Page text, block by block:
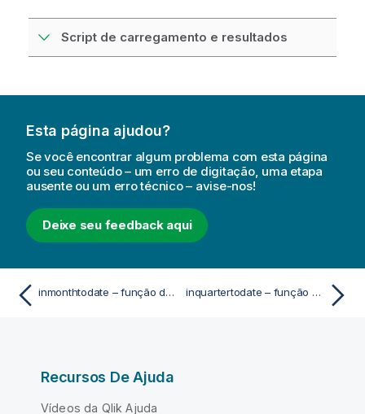
Script de carregamento e resultados
Esta página ajudou?
Se você encontrar algum problema com esta página
ou seu conteúdo – um erro de digitação, uma etapa
ausente ou um erro técnico – avise-nos!
Deixe seu feedback aqui
inmonthtodate – função de script e gráfico inquartertodate – função de script e gráfico
Recursos De Ajuda
Vídeos da Qlik Ajuda